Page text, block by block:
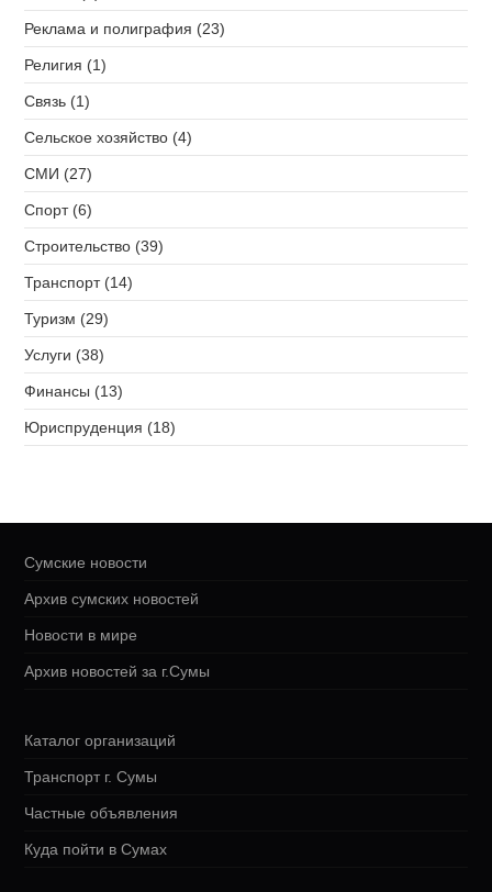
Реклама и полиграфия (23)
Религия (1)
Связь (1)
Сельское хозяйство (4)
СМИ (27)
Спорт (6)
Строительство (39)
Транспорт (14)
Туризм (29)
Услуги (38)
Финансы (13)
Юриспруденция (18)
Сумские новости
Архив сумских новостей
Новости в мире
Архив новостей за г.Сумы
Каталог организаций
Транспорт г. Сумы
Частные объявления
Куда пойти в Сумах